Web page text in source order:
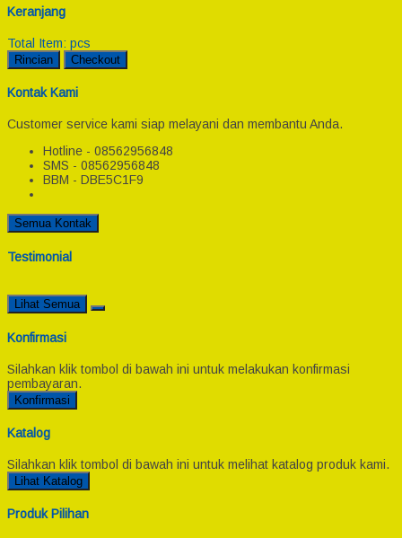
Keranjang
Total Item: pcs
Rincian Checkout
Kontak Kami
Customer service kami siap melayani dan membantu Anda.
Hotline - 08562956848
SMS - 08562956848
BBM - DBE5C1F9
Semua Kontak
Testimonial
Lihat Semua
Konfirmasi
Silahkan klik tombol di bawah ini untuk melakukan konfirmasi
pembayaran.
Konfirmasi
Katalog
Silahkan klik tombol di bawah ini untuk melihat katalog produk kami.
Lihat Katalog
Produk Pilihan